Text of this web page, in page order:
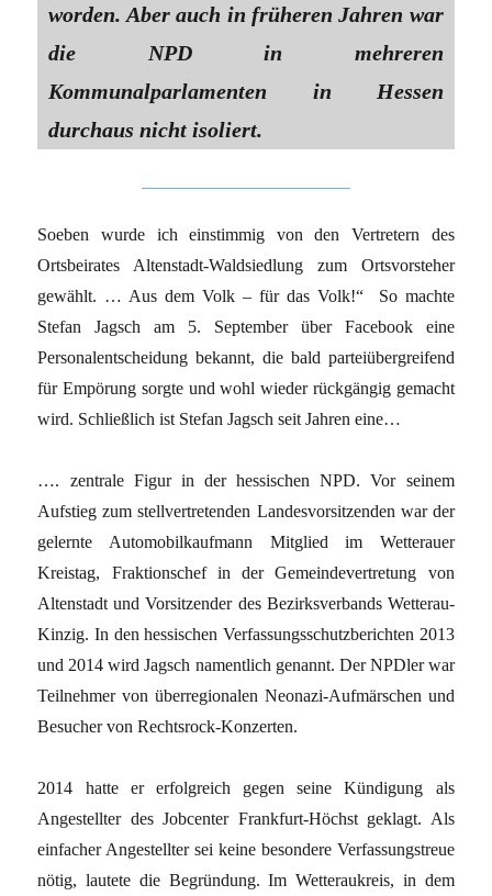
worden. Aber auch in früheren Jahren war
die NPD in mehreren
Kommunalparlamenten in Hessen
durchaus nicht isoliert.
Soeben wurde ich einstimmig von den Vertretern des
Ortsbeirates Altenstadt-Waldsiedlung zum Ortsvorsteher
gewählt. … Aus dem Volk – für das Volk!“ So machte
Stefan Jagsch am 5. September über Facebook eine
Personalentscheidung bekannt, die bald parteiübergreifend
für Empörung sorgte und wohl wieder rückgängig gemacht
wird. Schließlich ist Stefan Jagsch seit Jahren eine…
…. zentrale Figur in der hessischen NPD. Vor seinem
Aufstieg zum stellvertretenden Landesvorsitzenden war der
gelernte Automobilkaufmann Mitglied im Wetterauer
Kreistag, Fraktionschef in der Gemeindevertretung von
Altenstadt und Vorsitzender des Bezirksverbands Wetterau-
Kinzig. In den hessischen Verfassungsschutzberichten 2013
und 2014 wird Jagsch namentlich genannt. Der NPDler war
Teilnehmer von überregionalen Neonazi-Aufmärschen und
Besucher von Rechtsrock-Konzerten.
2014 hatte er erfolgreich gegen seine Kündigung als
Angestellter des Jobcenter Frankfurt-Höchst geklagt. Als
einfacher Angestellter sei keine besondere Verfassungstreue
nötig, lautete die Begründung. Im Wetteraukreis, in dem